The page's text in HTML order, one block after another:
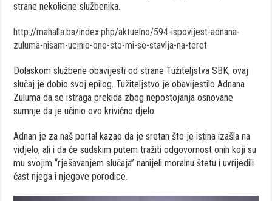
strane nekolicine službenika.
http://mahalla.ba/index.php/aktuelno/594-ispovijest-adnana-
zuluma-nisam-ucinio-ono-sto-mi-se-stavlja-na-teret
Dolaskom službene obavijesti od strane Tužiteljstva SBK, ovaj
slučaj je dobio svoj epilog. Tužiteljstvo je obavijestilo Adnana
Zuluma da se istraga prekida zbog nepostojanja osnovane
sumnje da je učinio ovo krivično djelo.
Adnan je za naš portal kazao da je sretan što je istina izašla na
vidjelo, ali i da će sudskim putem tražiti odgovornost onih koji su
mu svojim “rješavanjem slučaja” nanijeli moralnu štetu i uvrijedili
čast njega i njegove porodice.